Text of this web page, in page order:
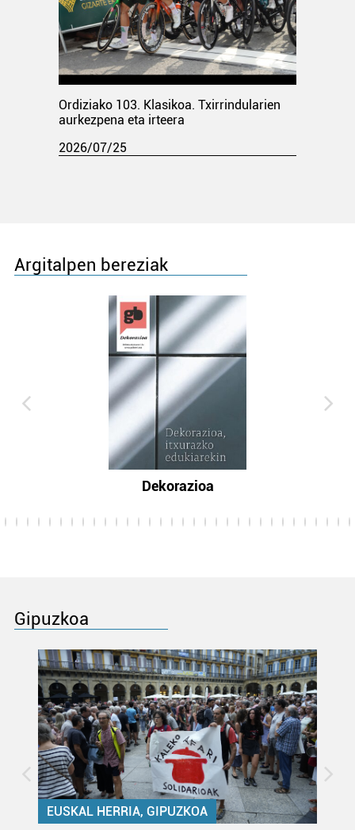
Ordiziako 103. Klasikoa. Txirrindularien
aurkezpena eta irteera
2026/07/25
Argitalpen bereziak
Dekorazioa
Gipuzkoa
EUSKAL HERRIA, GIPUZKOA